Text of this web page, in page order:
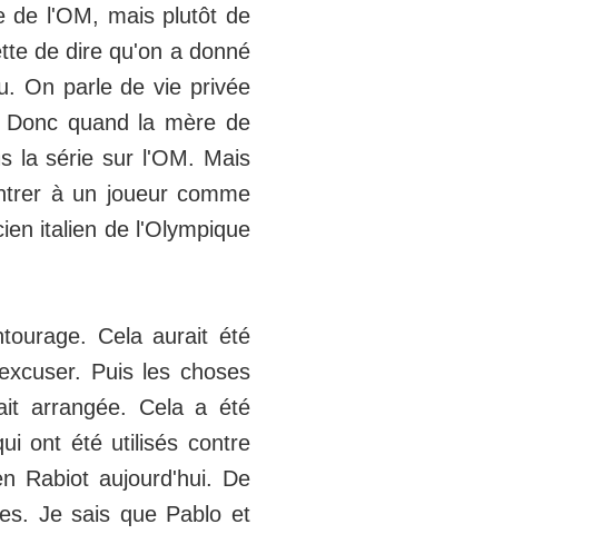
de l'OM, mais plutôt de
de dire qu'on a donné
On parle de vie privée
quand la mère de
la série sur l'OM. Mais
à un joueur comme
italien de l'Olympique
Cela aurait été
Puis les choses
arrangée. Cela a été
ont été utilisés contre
Rabiot aujourd'hui. De
Je sais que Pablo et